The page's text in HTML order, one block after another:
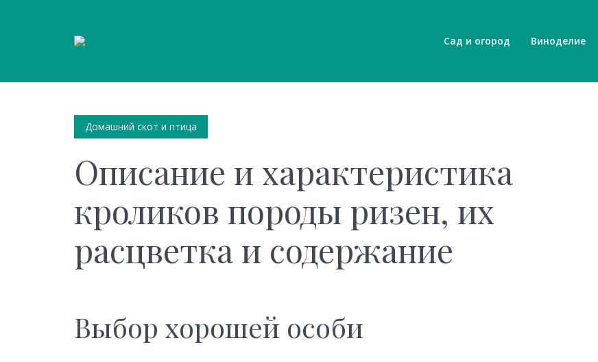
Сад и огород Виноделие
Домашний скот и птица
Описание и характеристика
кроликов породы ризен, их
расцветка и содержание
Выбор хорошей особи